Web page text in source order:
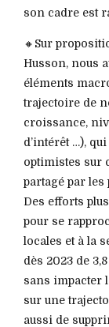
son cadre est
🔸Sur
Husson, nous
éléments
trajectoire de
croissance,
d’intérêt …),
optimistes sur
partagé par
Des efforts
pour se
locales et à la
dès 2023 de
sans impacter
sur une
aussi de